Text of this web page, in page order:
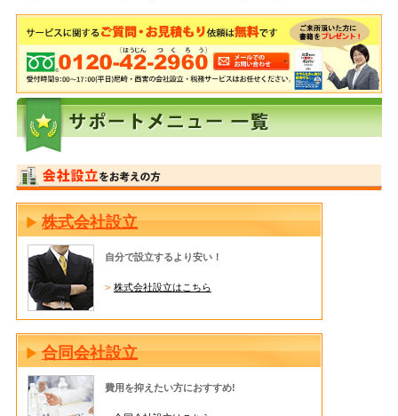
株式会社設立
自分で設立するより安い！
株式会社設立はこちら
合同会社設立
費用を抑えたい方におすすめ!